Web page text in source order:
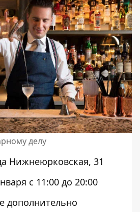
делу
Нижнеюрковская, 31
с 11:00 до 20:00
дополнительно